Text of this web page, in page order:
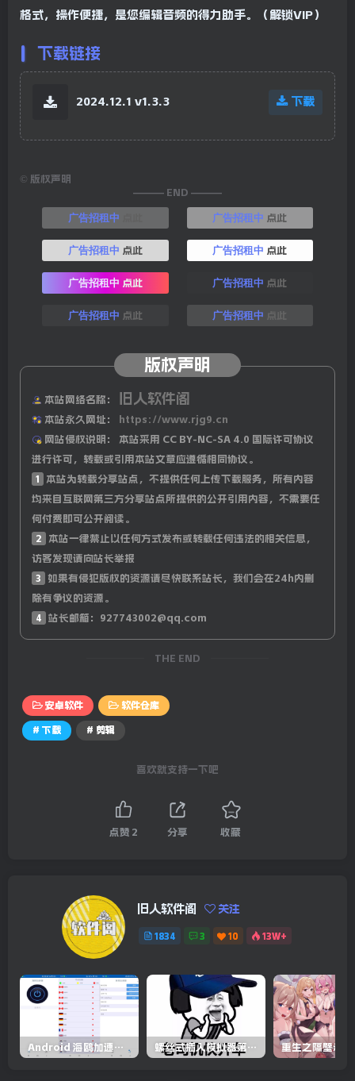
格式，操作便捷，是您编辑音频的得力助手。（解锁VIP）
下载链接
2024.12.1 v1.3.3 下载
© 版权声明
——— END ———
广告招租中 广告招租中 点此
广告招租中 点此 广告招租中 点此
广告招租中 点此 广告招租中 点此
广告招租中 点此 广告招租中
版权声明
本站网络名称： 旧人软件阁
本站永久网址：
https://www.rjg9.cn
网站侵权说明：
本站采用 CC BY-NC-SA 4.0 国际许可协议
进行许可，转载或引用本站文章应遵循相同协议。
1
本站为转载分享站点，不提供任何上传下载服务，所有内容
均来自互联网第三方分享站点所提供的公开引用内容，不需要任
何付费即可公开阅读。
2
本站一律禁止以任何方式发布或转载任何违法的相关信息，
访客发现请向站长举报
3
如果有侵犯版权的资源请尽快联系站长，我们会在24h内删
除有争议的资源。
4 站长邮箱：927743002@qq.com
THE END
安卓软件 软件仓库
# 下载 # 剪辑
喜欢就支持一下吧
点赞 2 分享 收藏
旧人软件阁 关注
1834 3 10 13W+
Android 海鸥加速器v6.6.3(解锁会员) 螺丝式插入模拟器第5代/NejicomiSimulator.Vol.5.v1.0.2